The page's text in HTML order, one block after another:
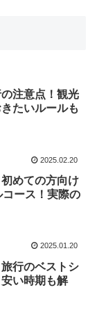
注意点！観光
たいルールも
2025.02.20
初めての方向け
ース！実際の
2025.01.20
旅行のベストシ
い時期も解